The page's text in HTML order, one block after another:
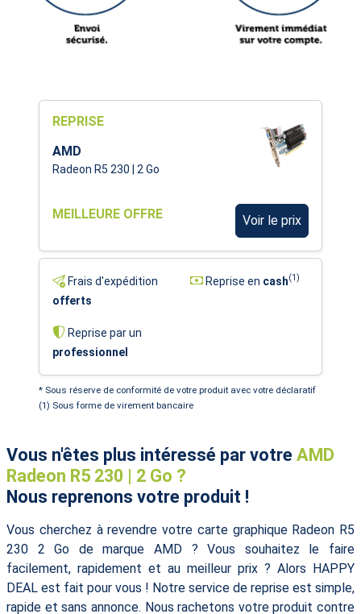
REPRISE
AMD
Radeon R5 230 | 2 Go
MEILLEURE OFFRE Voir le prix
Frais d'expédition
offerts
Reprise en cash(1)
Reprise par un
professionnel
* Sous réserve de conformité de votre produit avec votre déclaratif
(1) Sous forme de virement bancaire
Vous n'êtes plus intéressé par votre AMD
Radeon R5 230 | 2 Go ?
Nous reprenons votre produit !
Vous cherchez à revendre votre carte graphique Radeon R5
230 2 Go de marque AMD ? Vous souhaitez le faire
facilement, rapidement et au meilleur prix ? Alors HAPPY
DEAL est fait pour vous ! Notre service de reprise est simple,
rapide et sans annonce. Nous rachetons votre produit contre